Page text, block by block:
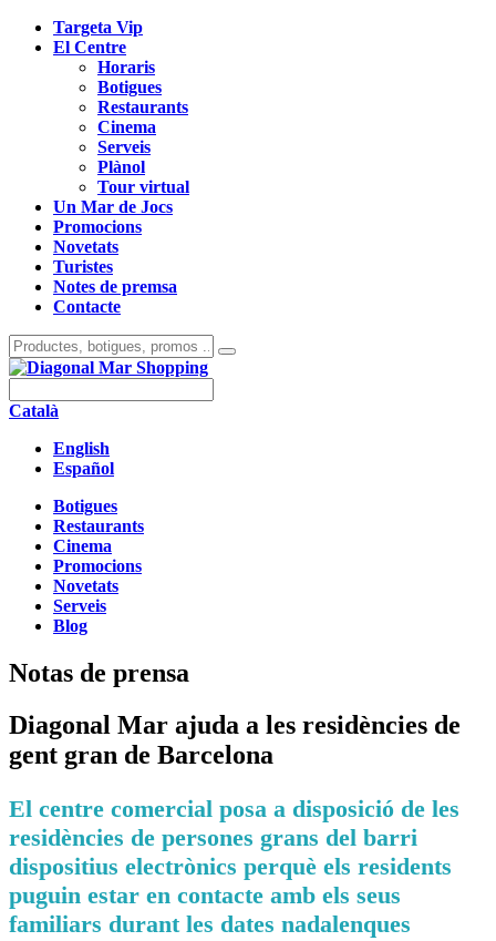
Targeta Vip
El Centre
Horaris
Botigues
Restaurants
Cinema
Serveis
Plànol
Tour virtual
Un Mar de Jocs
Promocions
Novetats
Turistes
Notes de premsa
Contacte
Català
English
Español
Botigues
Restaurants
Cinema
Promocions
Novetats
Serveis
Blog
Notas de prensa
Diagonal Mar ajuda a les residències de
gent gran de Barcelona
El centre comercial posa a disposició de les
residències de persones grans del barri
dispositius electrònics perquè els residents
puguin estar en contacte amb els seus
familiars durant les dates nadalenques